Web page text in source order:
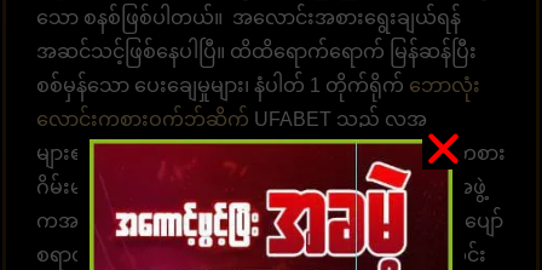
သော စနစ်ဖြစ်ပါတယ်။ အလောင်းအစားရွေးချယ်ရန်
အဆင်သင့်ဖြစ်နေပါပြီ။ ထိထိရောက်ရောက် မြန်ဆန်ပြီး
စစ်မှန်သော ပေးချေမှုများ၊ နံပါတ် 1 တိုက်ရိုက် ဘောလုံး
လောင်းကစားဝက်ဘ်ဆိုက် UFABET သည် လူအ
များ၏နှလုံးသားကို အနိုင်ယူသည်။ အွန်လိုင်းလောင်းကစား
ဂိမ်းများကို အချိန်မရွေးကစားရန် ဝန်ဆောင်မှုပေးတဲ့အဖွဲ့
ကအမြဲ စောင့်ဆိုင်းနေပါတယ်။ အွန်လောင်းကစားဂိမ်းပျော်
စရာတွင်ပါဝင်ဆင်နွဲပါ။ကျွန်ုပ်တို့သည် အောက်ပါအတိုင်း